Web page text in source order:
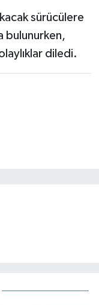
sürücülere
bulunurken,
diledi.